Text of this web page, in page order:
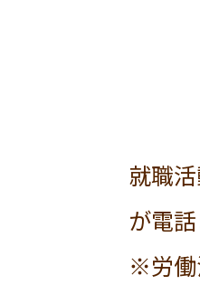
就職
が電
※労働